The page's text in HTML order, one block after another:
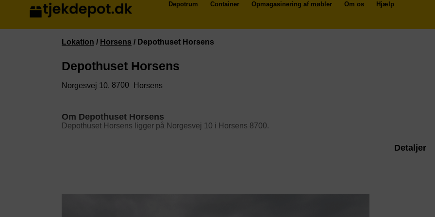
Depotrum Container Opmagasinering af møbler Om os Hjælp
Lokation / Horsens / Depothuset Horsens
Depothuset Horsens
Norgesvej 10, 8700 Horsens
Om Depothuset Horsens
Depothuset Horsens ligger på Norgesvej 10 i Horsens 8700.
Detaljer